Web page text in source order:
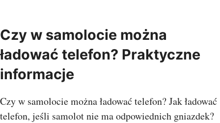
Czy w samolocie można
ładować telefon? Praktyczne
informacje
Czy w samolocie można ładować telefon? Jak ładować
telefon, jeśli samolot nie ma odpowiednich gniazdek?